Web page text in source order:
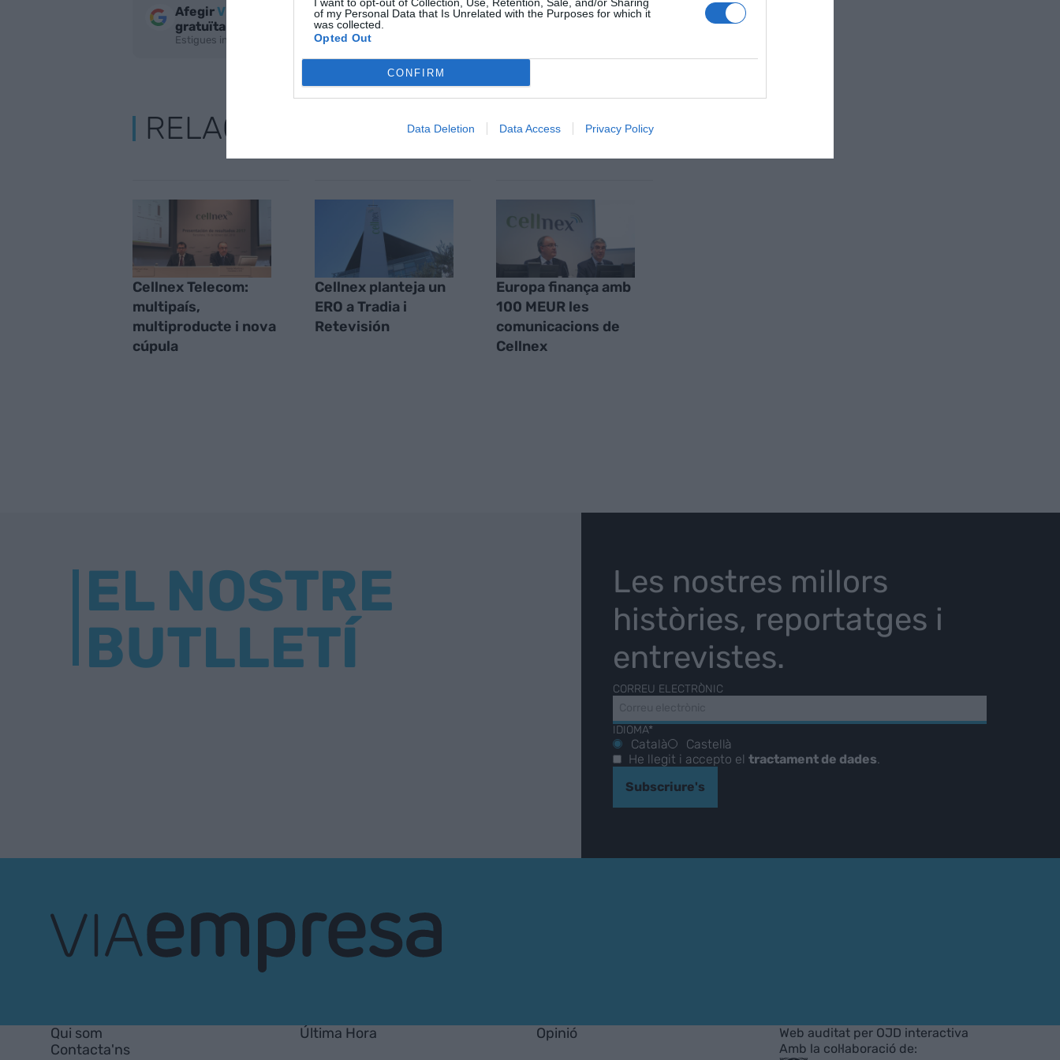
of my Personal Data that Is Unrelated with the Purposes for which it
was collected.
Opted Out
CONFIRM
Data Deletion Data Access Privacy Policy
AfegirVIA Empresa
com a font preferida de Google de forma
gratuïta
Estigues informat amb les últimes notícies d'actualitat
RELACIONADES
Cellnex Telecom:
multipaís,
multiproducte i nova
cúpula
Cellnex planteja un
ERO a Tradia i
Retevisión
Europa finança amb
100 MEUR les
comunicacions de
Cellnex
EL NOSTRE
BUTLLETÍ
Les nostres millors
històries, reportatges i
entrevistes.
CORREU ELECTRÒNIC
IDIOMA*
Català
Castellà
He llegit i accepto el tractament de dades.
Subscriure's
Qui som
Contacta'ns
Última Hora Opinió
Web auditat per OJD interactiva
Amb la col·laboració de: